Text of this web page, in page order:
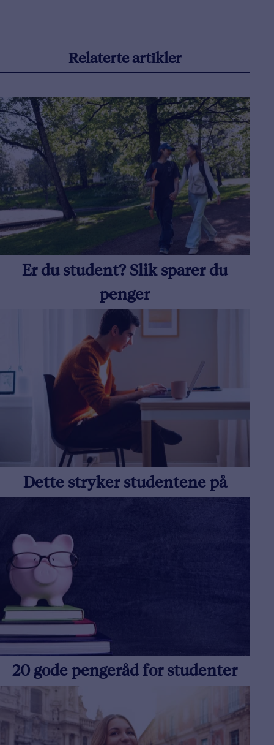
Relaterte artikler
Er du student? Slik sparer du
penger
Dette stryker studentene på
20 gode pengeråd for studenter